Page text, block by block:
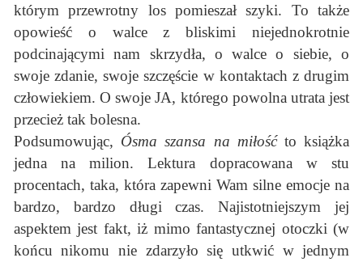
którym przewrotny los pomieszał szyki. To także
opowieść o walce z bliskimi niejednokrotnie
podcinającymi nam skrzydła, o walce o siebie, o
swoje zdanie, swoje szczęście w kontaktach z drugim
człowiekiem. O swoje JA, którego powolna utrata jest
przecież tak bolesna.
Podsumowując, Ósma szansa na miłośćto książka
jedna na milion. Lektura dopracowana w stu
procentach, taka, która zapewni Wam silne emocje na
bardzo, bardzo długi czas. Najistotniejszym jej
aspektem jest fakt, iż mimo fantastycznej otoczki (w
końcu nikomu nie zdarzyło się utkwić w jednym